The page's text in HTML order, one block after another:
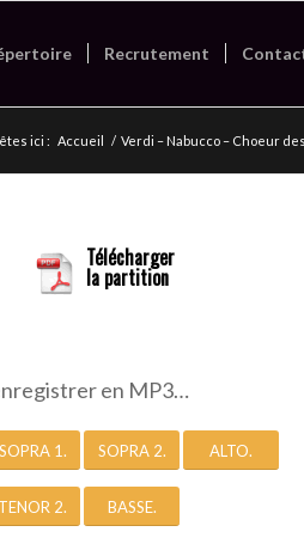
Recrutement
ici : Accueil / Verdi – Nabucco – Choeur
Télécharger
la partition
en MP3…
SOPRA 1. SOPRA 2. ALTO.
TENOR 2. BASSE.